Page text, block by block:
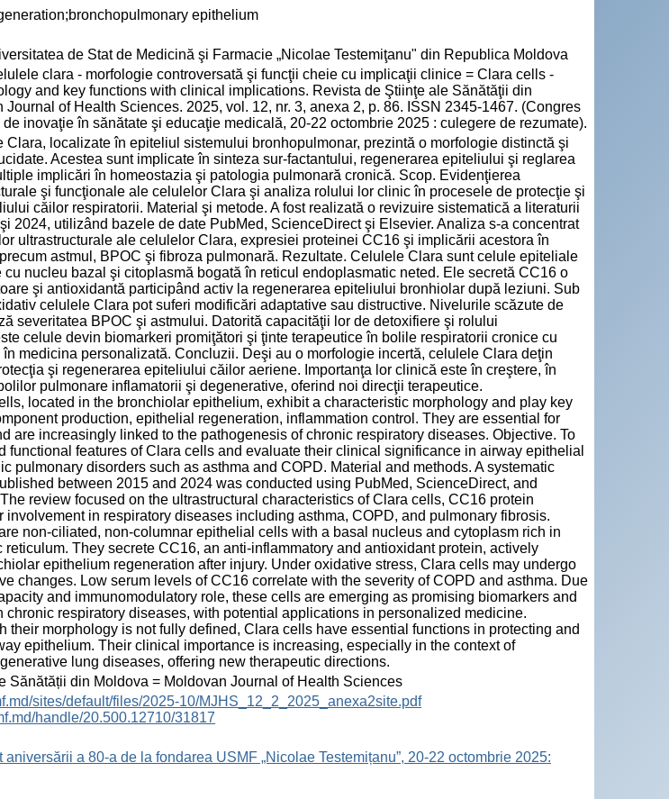
epithelium
de Stat de Medicină şi Farmacie „Nicolae Testemiţanu" din Republica Moldova
clara - morfologie controversată şi funcţii cheie cu implicaţii clinice = Clara cells -
and key functions with clinical implications. Revista de Ştiinţe ale Sănătăţii din
Journal of Health Sciences. 2025, vol. 12, nr. 3, anexa 2, p. 86. ISSN 2345-1467. (Congres
inovaţie în sănătate şi educaţie medicală, 20-22 octombrie 2025 : culegere de rezumate).
Clara, localizate în epiteliul sistemului bronhopulmonar, prezintă o morfologie distinctă şi
Acestea sunt implicate în sinteza sur-factantului, regenerarea epiteliului şi reglarea
implicări în homeostazia şi patologia pulmonară cronică. Scop. Evidenţierea
şi funcţionale ale celulelor Clara şi analiza rolului lor clinic în procesele de protecţie şi
căilor respiratorii. Material şi metode. A fost realizată o revizuire sistematică a literaturii
2024, utilizând bazele de date PubMed, ScienceDirect şi Elsevier. Analiza s-a concentrat
ultrastructurale ale celulelor Clara, expresiei proteinei CC16 şi implicării acestora în
astmul, BPOC şi fibroza pulmonară. Rezultate. Celulele Clara sunt celule epiteliale
nucleu bazal şi citoplasmă bogată în reticul endoplasmatic neted. Ele secretă CC16 o
şi antioxidantă participând activ la regenerarea epiteliului bronhiolar după leziuni. Sub
celulele Clara pot suferi modificări adaptative sau distructive. Nivelurile scăzute de
severitatea BPOC şi astmului. Datorită capacităţii lor de detoxifiere şi rolului
celule devin biomarkeri promiţători şi ţinte terapeutice în bolile respiratorii cronice cu
medicina personalizată. Concluzii. Deşi au o morfologie incertă, celulele Clara deţin
şi regenerarea epiteliului căilor aeriene. Importanţa lor clinică este în creştere, în
pulmonare inflamatorii şi degenerative, oferind noi direcţii terapeutice.
located in the bronchiolar epithelium, exhibit a characteristic morphology and play key
production, epithelial regeneration, inflammation control. They are essential for
are increasingly linked to the pathogenesis of chronic respiratory diseases. Objective. To
functional features of Clara cells and evaluate their clinical significance in airway epithelial
pulmonary disorders such as asthma and COPD. Material and methods. A systematic
between 2015 and 2024 was conducted using PubMed, ScienceDirect, and
review focused on the ultrastructural characteristics of Clara cells, CC16 protein
involvement in respiratory diseases including asthma, COPD, and pulmonary fibrosis.
non-ciliated, non-columnar epithelial cells with a basal nucleus and cytoplasm rich in
reticulum. They secrete CC16, an anti-inflammatory and antioxidant protein, actively
epithelium regeneration after injury. Under oxidative stress, Clara cells may undergo
changes. Low serum levels of CC16 correlate with the severity of COPD and asthma. Due
and immunomodulatory role, these cells are emerging as promising biomarkers and
chronic respiratory diseases, with potential applications in personalized medicine.
their morphology is not fully defined, Clara cells have essential functions in protecting and
epithelium. Their clinical importance is increasing, especially in the context of
lung diseases, offering new therapeutic directions.
Sănătății din Moldova = Moldovan Journal of Health Sciences
sites/default/files/2025-10/MJHS_12_2_2025_anexa2site.pdf
handle/20.500.12710/31817
a 80-a de la fondarea USMF „Nicolae Testemițanu”, 20-22 octombrie 2025: